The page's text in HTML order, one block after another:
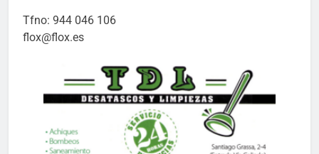
Tfno: 944 046 106
flox@flox.es